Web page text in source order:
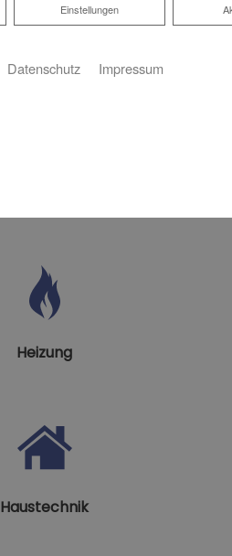
Heizung
Haustechnik
Einstellungen
Datenschutz Impressum